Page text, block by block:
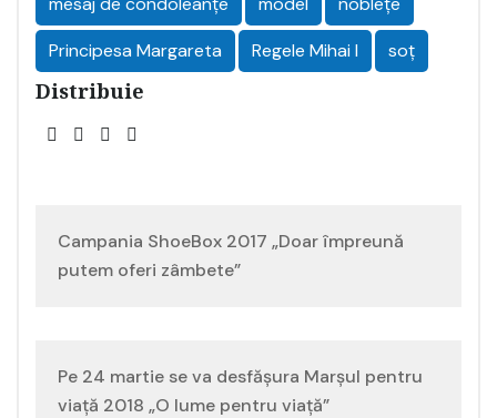
Principesa Margareta
Regele Mihai I soț
Distribuie
Navigare
în
Campania ShoeBox 2017 „Doar împreună
putem oferi zâmbete”
Pe 24 martie se va desfășura Marșul pentru
viață 2018 „O lume pentru viață”